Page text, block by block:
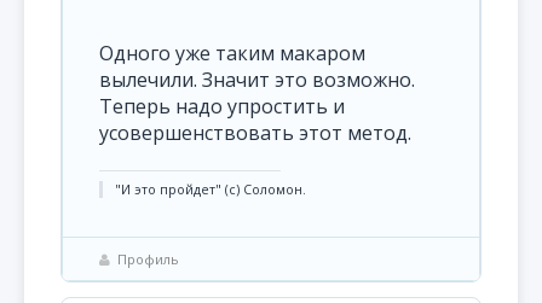
Одного уже таким макаром
вылечили. Значит это возможно.
Теперь надо упростить и
усовершенствовать этот метод.
"И это пройдет" (с) Соломон.
Профиль